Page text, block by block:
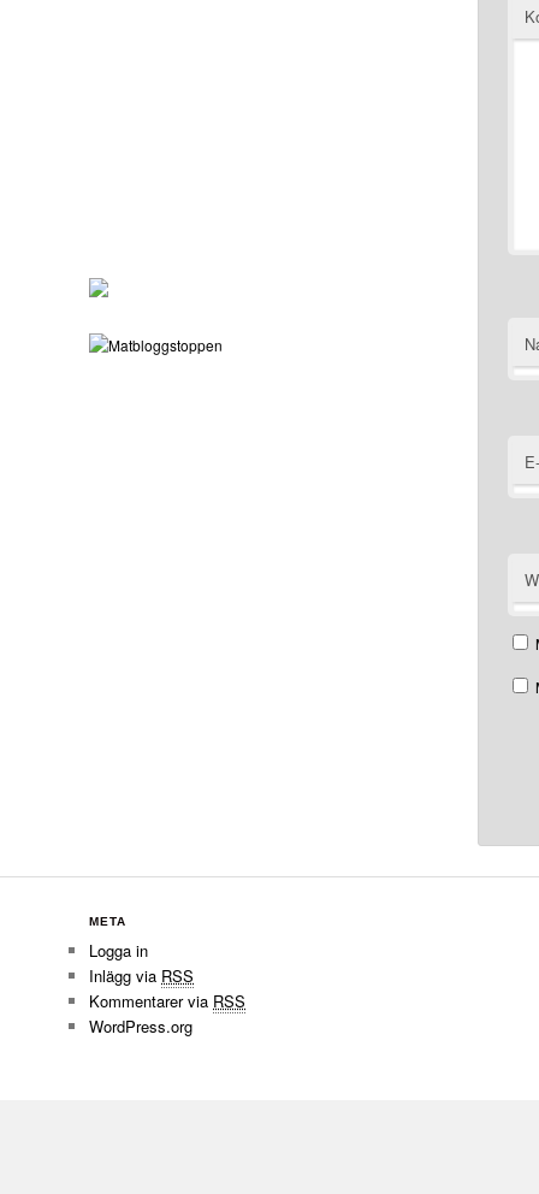
META
Logga in
Inlägg via RSS
Kommentarer via RSS
WordPress.org